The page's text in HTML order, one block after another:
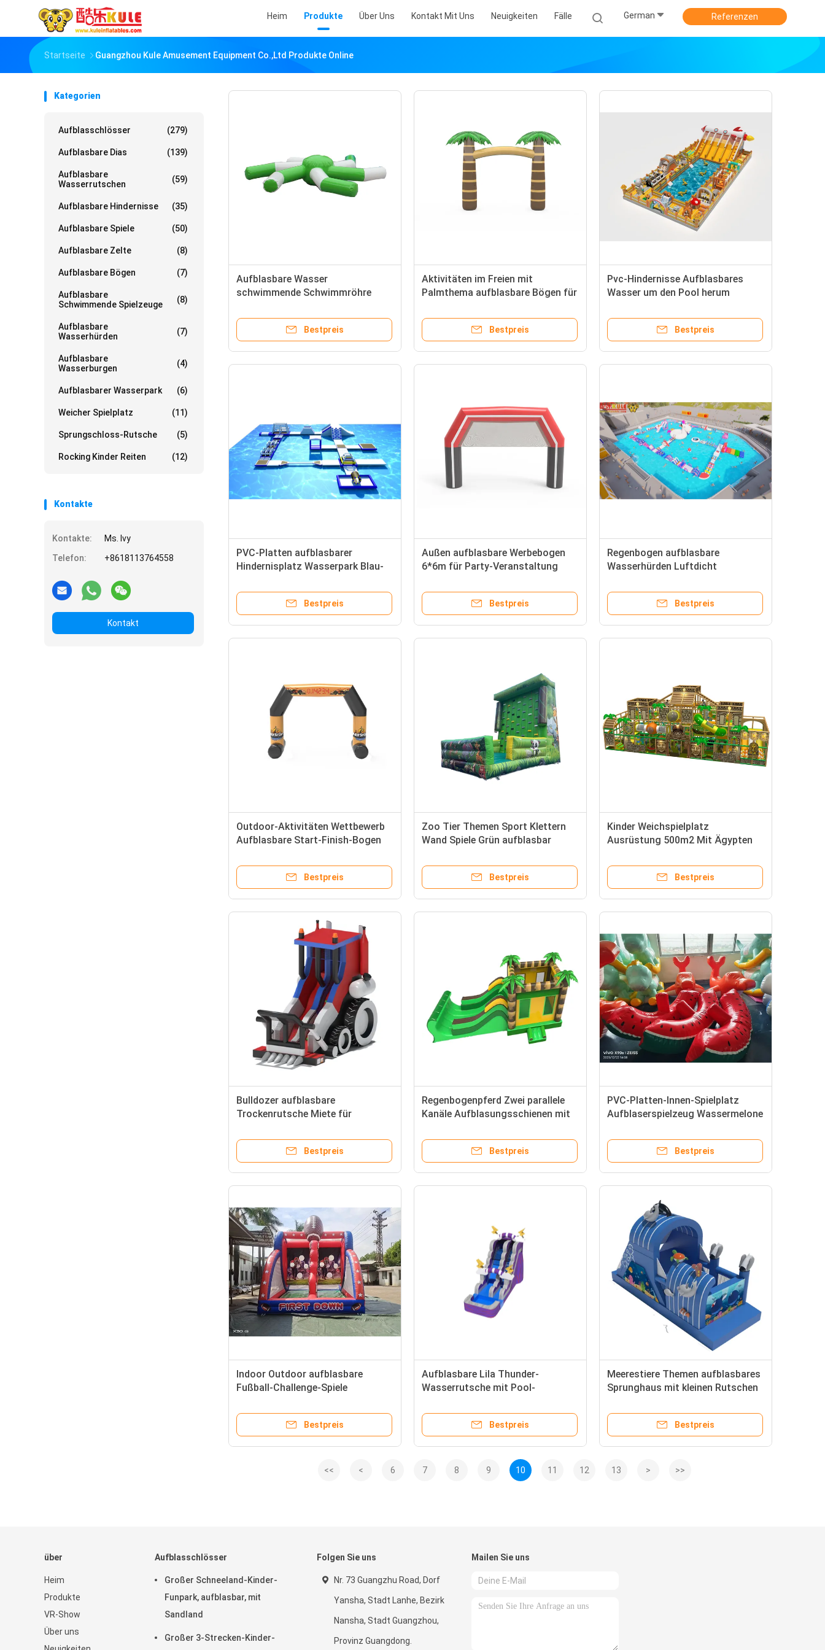
Heim Produkte Über Uns Kontakt Mit Uns Neuigkeiten Fälle German Referenzen
Startseite Guangzhou Kule Amusement Equipment Co.,Ltd Produkte Online
Kategorien
Aufblasschlösser (279)
Aufblasbare Dias (139)
Aufblasbare
Wasserrutschen
(59)
Aufblasbare Hindernisse (35)
Aufblasbare Spiele (50)
Aufblasbare Zelte (8)
Aufblasbare Bögen (7)
Aufblasbare
Schwimmende Spielzeuge
(8)
Aufblasbare
Wasserhürden
(7)
Aufblasbare
Wasserburgen
(4)
Aufblasbarer Wasserpark (6)
Weicher Spielplatz (11)
Sprungschloss-Rutsche (5)
Rocking Kinder Reiten (12)
Kontakte
Kontakte:
Ms. Ivy
Telefon:
+8618113764558
Kontakt
Aufblasbare Wasser
schwimmende Schwimmröhre
schwimmendes Spielzeug
Bestpreis
Aktivitäten im Freien mit
Palmthema aufblasbare Bögen für
Bestpreis
Pvc-Hindernisse Aufblasbares
Wasser um den Pool herum
Bestpreis
PVC-Platten aufblasbarer
Hindernisplatz Wasserpark Blau-
Bestpreis
Außen aufblasbare Werbebogen
6*6m für Party-Veranstaltung
Bestpreis
Regenbogen aufblasbare
Wasserhürden Luftdicht
Bestpreis
Outdoor-Aktivitäten Wettbewerb
Aufblasbare Start-Finish-Bogen
Bestpreis
Zoo Tier Themen Sport Klettern
Wand Spiele Grün aufblasbar
Bestpreis
Kinder Weichspielplatz
Ausrüstung 500m2 Mit Ägypten
Bestpreis
Bulldozer aufblasbare
Trockenrutsche Miete für
Bestpreis
Regenbogenpferd Zwei parallele
Kanäle Aufblasungsschienen mit
Bestpreis
PVC-Platten-Innen-Spielplatz
Aufblaserspielzeug Wassermelone
Bestpreis
Indoor Outdoor aufblasbare
Fußball-Challenge-Spiele
Bestpreis
Aufblasbare Lila Thunder-
Wasserrutsche mit Pool-
Bestpreis
Meerestiere Themen aufblasbares
Sprunghaus mit kleinen Rutschen
Bestpreis
<< < 6 7 8 9 10 11 12 13 > >>
über
Heim
Produkte
VR-Show
Über uns
Aufblasschlösser
Großer Schneeland-Kinder-
Funpark, aufblasbar, mit
Sandland
Großer 3-Strecken-Kinder-
Folgen Sie uns
Nr. 73 Guangzhu Road, Dorf
Yansha, Stadt Lanhe, Bezirk
Nansha, Stadt Guangzhou,
Provinz Guangdong.
Mailen Sie uns